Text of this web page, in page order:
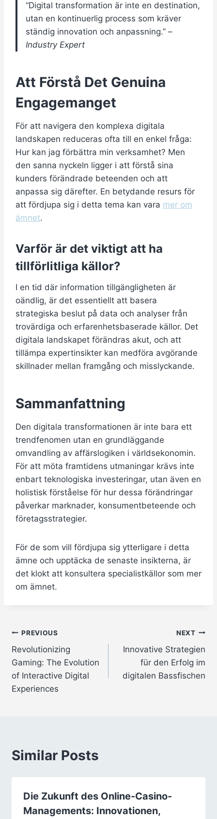
“Digital transformation är inte en destination,
utan en kontinuerlig process som kräver
ständig innovation och anpassning.” –
Industry Expert
Att Förstå Det Genuina
Engagemanget
För att navigera den komplexa digitala
landskapen reduceras ofta till en enkel fråga:
Hur kan jag förbättra min verksamhet? Men
den sanna nyckeln ligger i att förstå sina
kunders förändrade beteenden och att
anpassa sig därefter. En betydande resurs för
att fördjupa sig i detta tema kan vara mer om
ämnet.
Varför är det viktigt att ha
tillförlitliga källor?
I en tid där information tillgängligheten är
oändlig, är det essentiellt att basera
strategiska beslut på data och analyser från
trovärdiga och erfarenhetsbaserade källor. Det
digitala landskapet förändras akut, och att
tillämpa expertinsikter kan medföra avgörande
skillnader mellan framgång och misslyckande.
Sammanfattning
Den digitala transformationen är inte bara ett
trendfenomen utan en grundläggande
omvandling av affärslogiken i världsekonomin.
För att möta framtidens utmaningar krävs inte
enbart teknologiska investeringar, utan även en
holistisk förståelse för hur dessa förändringar
påverkar marknader, konsumentbeteende och
företagsstrategier.
För de som vill fördjupa sig ytterligare i detta
ämne och upptäcka de senaste insikterna, är
det klokt att konsultera specialistkällor som mer
om ämnet.
Post
navigation
PREVIOUS
Revolutionizing
Gaming: The Evolution
of Interactive Digital
Experiences
NEXT
Innovative Strategien
für den Erfolg im
digitalen Bassfischen
Similar Posts
Die Zukunft des Online-Casino-
Managements: Innovationen,